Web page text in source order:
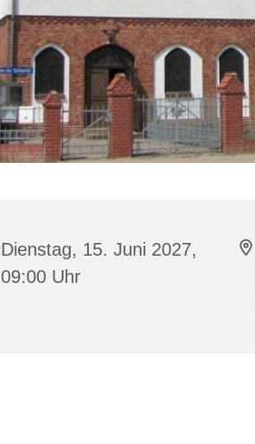
Dienstag, 15. Juni 2027,
09:00 Uhr